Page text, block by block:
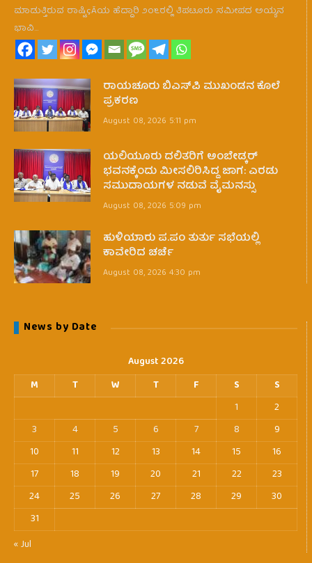
ಮಾಡುತ್ತಿರುವ ರಾಷ್ಟಿçÃಯ ಹೆದ್ದಾರಿ ೨೦೬ರಲ್ಲಿ ತಿಪಟೂರು ಸಮೀಪದ ಅಯ್ಯನ
ಭಾವಿ…
ರಾಯಚೂರು ಬಿಎಸ್‌ಪಿ ಮುಖಂಡನ ಕೊಲೆ
ಪ್ರಕರಣ
August 08, 2026 5:11 pm
ಯಲಿಯೂರು ದಲಿತರಿಗೆ ಅಂಬೇಡ್ಕರ್
ಭವನಕ್ಕೆಂದು ಮೀಸಲಿರಿಸಿದ್ದ ಜಾಗ: ಎರಡು
ಸಮುದಾಯಗಳ ನಡುವೆ ವೈಮನಸ್ಸು
August 08, 2026 5:09 pm
ಹುಳಿಯಾರು ಪ.ಪಂ ತುರ್ತು ಸಭೆಯಲ್ಲಿ
ಕಾವೇರಿದ ಚರ್ಚೆ
August 08, 2026 4:30 pm
News by Date
August 2026
M
T W T F S
S
1
2
3
4 5 6 7 8
9
10
11 12 13 14 15
16
17
18 19 20 21 22
23
24
25 26 27 28 29
30
31
« Jul